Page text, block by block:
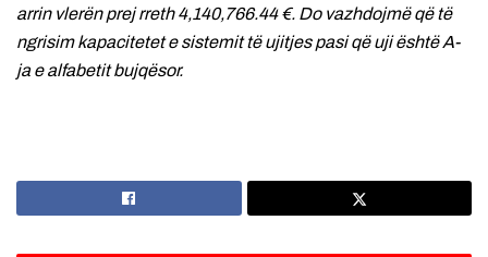
arrin vlerën prej rreth 4,140,766.44 €. Do vazhdojmë që të
ngrisim kapacitetet e sistemit të ujitjes pasi që uji është A-
ja e alfabetit bujqësor.